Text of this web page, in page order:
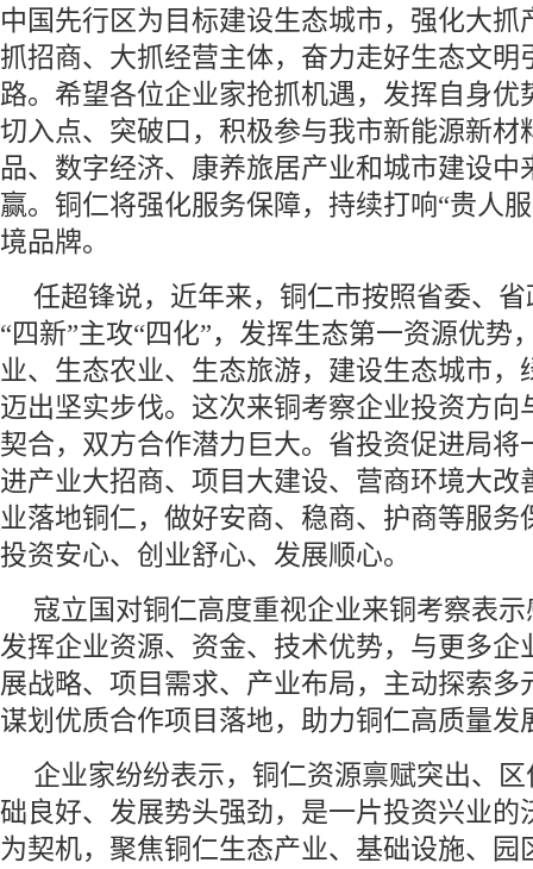
中国先行区为目标建设生态城市，强化大抓
抓招商、大抓经营主体，奋力走好生态文明
路。希望各位企业家抢抓机遇，发挥自身优
切入点、突破口，积极参与我市新能源新材
品、数字经济、康养旅居产业和城市建设中
赢。铜仁将强化服务保障，持续打响“贵人
境品牌。
任超锋说，近年来，铜仁市按照省委、
“四新”主攻“四化”，发挥生态第一资源优势
业、生态农业、生态旅游，建设生态城市，
迈出坚实步伐。这次来铜考察企业投资方向
契合，双方合作潜力巨大。省投资促进局将
进产业大招商、项目大建设、营商环境大改
业落地铜仁，做好安商、稳商、护商等服务
投资安心、创业舒心、发展顺心。
寇立国对铜仁高度重视企业来铜考察表
发挥企业资源、资金、技术优势，与更多企
展战略、项目需求、产业布局，主动探索多
谋划优质合作项目落地，助力铜仁高质量发
企业家纷纷表示，铜仁资源禀赋突出、
础良好、发展势头强劲，是一片投资兴业的
为契机，聚焦铜仁生态产业、基础设施、园